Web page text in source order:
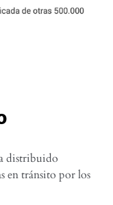
distribuido
en tránsito por los